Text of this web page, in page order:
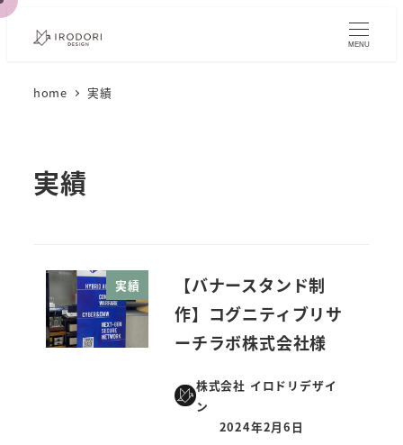
メ
MENU
home 実績
実績
実績
【バナースタンド制
作】コグニティブリサ
ーチラボ株式会社様
株式会社 イロドリデザイ
ン
投稿日
2024年2月6日